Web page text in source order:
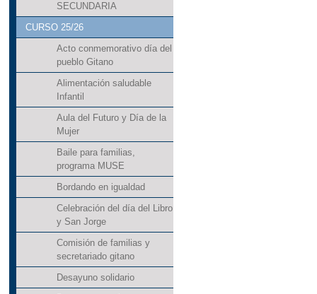
SECUNDARIA
CURSO 25/26
Acto conmemorativo día del
pueblo Gitano
Alimentación saludable
Infantil
Aula del Futuro y Día de la
Mujer
Baile para familias,
programa MUSE
Bordando en igualdad
Celebración del día del Libro
y San Jorge
Comisión de familias y
secretariado gitano
Desayuno solidario